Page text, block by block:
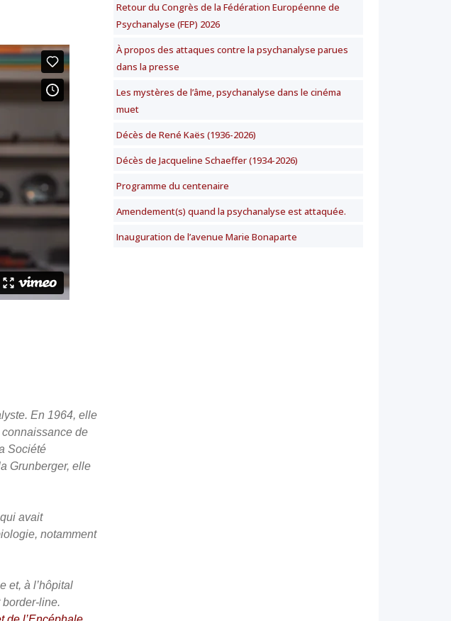
En 1964, elle
de
Société
Grunberger, elle
avait
notamment
et, à l’hôpital
line.
Retour du Congrès de la Fédération Européenne de
Psychanalyse (FEP) 2026
À propos des attaques contre la psychanalyse parues
dans la presse
Les mystères de l’âme, psychanalyse dans le cinéma
muet
Décès de René Kaës (1936-2026)
Décès de Jacqueline Schaeffer (1934-2026)
Programme du centenaire
Amendement(s) quand la psychanalyse est attaquée.
Inauguration de l’avenue Marie Bonaparte